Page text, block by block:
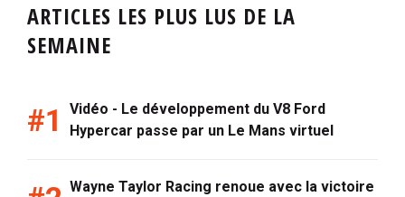
ARTICLES LES PLUS LUS DE LA
SEMAINE
Vidéo - Le développement du V8 Ford
Hypercar passe par un Le Mans virtuel
Wayne Taylor Racing renoue avec la victoire